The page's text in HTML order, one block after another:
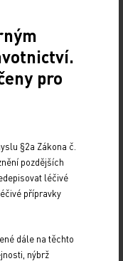
LUX‑Lung 3 a 6,
afatinib k
Dr.
s hodnocením
nemocného.
útvar, ale jeho
se v čase a
i správně
že
pro
§2a Zákona č.
pozdějších
léčivé
přípravky
dále na těchto
nýbrž